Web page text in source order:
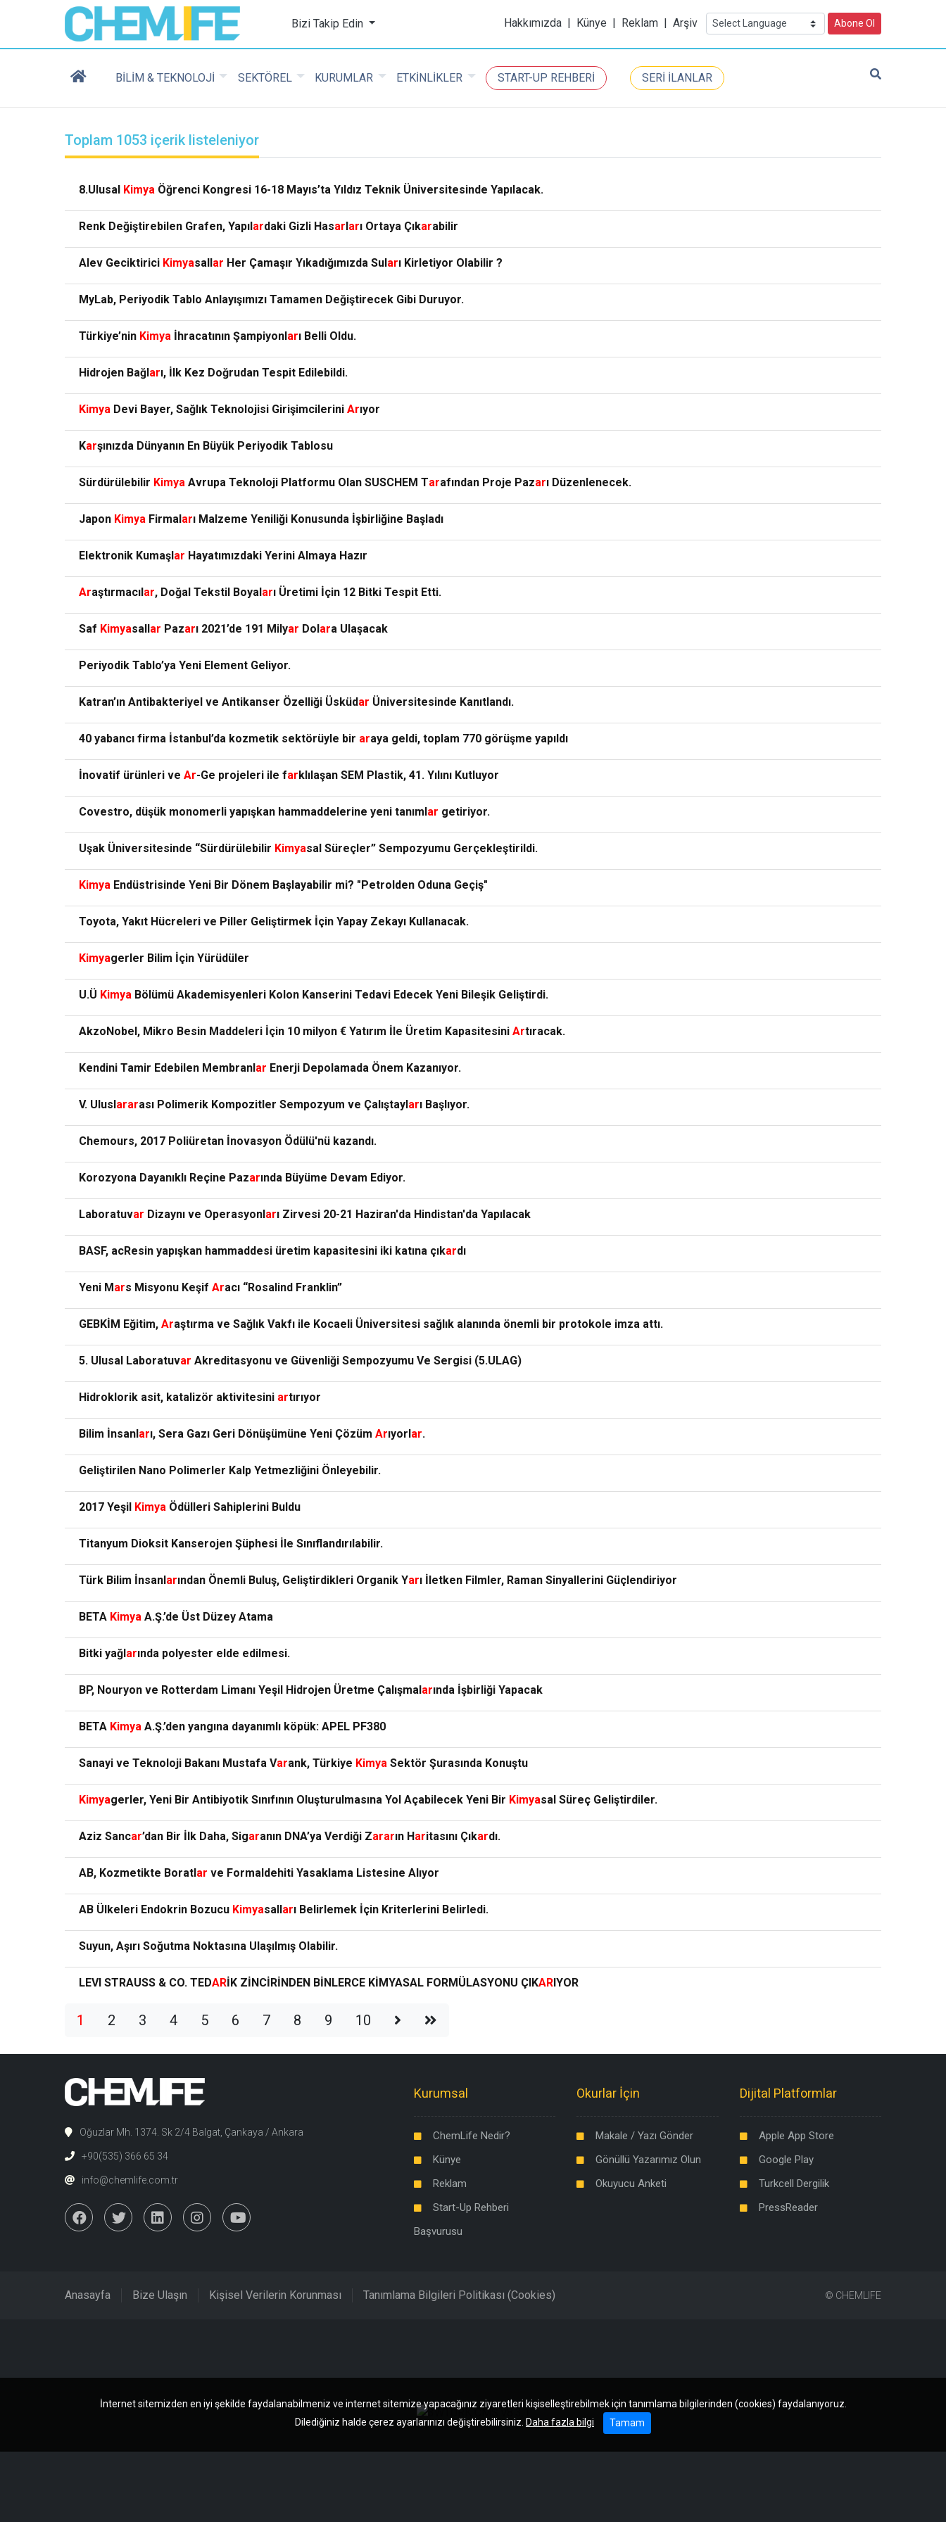
Chemlife - Basılı ve Dijital Kimya Dergisi
Bizi Takip Edin Hakkımızda | Künye | Reklam | Arşiv Abone Ol
BİLİM & TEKNOLOJİ SEKTÖREL KURUMLAR ETKİNLİKLER START-UP REHBERİ SERİ İLANLAR
Toplam 1053 içerik listeleniyor
8.Ulusal Kimya Öğrenci Kongresi 16-18 Mayıs’ta Yıldız Teknik Üniversitesinde Yapılacak.
Renk Değiştirebilen Grafen, Yapıl ardaki Gizli Hasar arı Ortaya Çıkarabilir
Alev Geciktirici Kimyasall ar Her Çamaşır Yıkadığımızda Sul arı Kirletiyor Olabilir ?
MyLab, Periyodik Tablo Anlayışımızı Tamamen Değiştirecek Gibi Duruyor.
Türkiye’nin Kimya İhracatının Şampiyonl arı Belli Oldu.
Hidrojen Bağl arı, İlk Kez Doğrudan Tespit Edilebildi.
Kimya Devi Bayer, Sağlık Teknolojisi Girişimcilerini Arıyor
Karşınızda Dünyanın En Büyük Periyodik Tablosu
Sürdürülebilir Kimya Avrupa Teknoloji Platformu Olan SUSCHEM Tarafından Proje Pazarı Düzenlenecek.
Japon Kimya Firmal arı Malzeme Yeniliği Konusunda İşbirliğine Başladı
Elektronik Kumaşl ar Hayatımızdaki Yerini Almaya Hazır
Araştırmacıl ar, Doğal Tekstil Boyal arı Üretimi İçin 12 Bitki Tespit Etti.
Saf Kimyasall ar Pazarı 2021’de 191 Milyar Dol ara Ulaşacak
Periyodik Tablo’ya Yeni Element Geliyor.
Katran’ın Antibakteriyel ve Antikanser Özelliği Üsküdar Üniversitesinde Kanıtlandı.
40 yabancı firma İstanbul’da kozmetik sektörüyle bir araya geldi, toplam 770 görüşme yapıldı
İnovatif ürünleri ve Ar-Ge projeleri ile far klılaşan SEM Plastik, 41. Yılını Kutluyor
Covestro, düşük monomerli yapışkan hammaddelerine yeni tanıml ar getiriyor.
Uşak Üniversitesinde “Sürdürülebilir Kimyasal Süreçler” Sempozyumu Gerçekleştirildi.
Kimya Endüstrisinde Yeni Bir Dönem Başlayabilir mi? "Petrolden Oduna Geçiş"
Toyota, Yakıt Hücreleri ve Piller Geliştirmek İçin Yapay Zekayı Kullanacak.
Kimyagerler Bilim İçin Yürüdüler
U.Ü Kimya Bölümü Akademisyenleri Kolon Kanserini Tedavi Edecek Yeni Bileşik Geliştirdi.
AkzoNobel, Mikro Besin Maddeleri İçin 10 milyon € Yatırım İle Üretim Kapasitesini Artıracak.
Kendini Tamir Edebilen Membranl ar Enerji Depolamada Önem Kazanıyor.
V. Ulusl ararası Polimerik Kompozitler Sempozyum ve Çalıştayl arı Başlıyor.
Chemours, 2017 Poliüretan İnovasyon Ödülü'nü kazandı.
Korozyona Dayanıklı Reçine Pazarında Büyüme Devam Ediyor.
Laboratuvar Dizaynı ve Operasyonl arı Zirvesi 20-21 Haziran'da Hindistan'da Yapılacak
BASF, acResin yapışkan hammaddesi üretim kapasitesini iki katına çıkardı
Yeni M ars Misyonu Keşif Aracı “Rosalind Franklin”
GEBKİM Eğitim, Araştırma ve Sağlık Vakfı ile Kocaeli Üniversitesi sağlık alanında önemli bir protokole imza attı.
5. Ulusal Laboratuvar Akreditasyonu ve Güvenliği Sempozyumu Ve Sergisi (5.ULAG)
Hidroklorik asit, katalizör aktivitesini artırıyor
Bilim İnsanl arı, Sera Gazı Geri Dönüşümüne Yeni Çözüm Arıyorl ar.
Geliştirilen Nano Polimerler Kalp Yetmezliğini Önleyebilir.
2017 Yeşil Kimya Ödülleri Sahiplerini Buldu
Titanyum Dioksit Kanserojen Şüphesi İle Sınıflandırılabilir.
Türk Bilim İnsanl arından Önemli Buluş, Geliştirdikleri Organik Yarı İletken Filmler, Raman Sinyallerini Güçlendiriyor
BETA Kimya A.Ş.’de Üst Düzey Atama
Bitki yağl arında polyester elde edilmesi.
BP, Nouryon ve Rotterdam Limanı Yeşil Hidrojen Üretme Çalışmal arında İşbirliği Yapacak
BETA Kimya A.Ş.’den yangına dayanımlı köpük: APEL PF380
Sanayi ve Teknoloji Bakanı Mustafa Varank, Türkiye Kimya Sektör Şurasında Konuştu
Kimyagerler, Yeni Bir Antibiyotik Sınıfının Oluşturulmasına Yol Açabilecek Yeni Bir Kimyasal Süreç Geliştirdiler.
Aziz Sancar’dan Bir İlk Daha, Sigaranın DNA’ya Verdiği Zararın H aritasını Çıkardı.
AB, Kozmetikte Boratl ar ve Formaldehiti Yasaklama Listesine Alıyor
AB Ülkeleri Endokrin Bozucu Kimyasall arı Belirlemek İçin Kriterlerini Belirledi.
Suyun, Aşırı Soğutma Noktasına Ulaşılmış Olabilir.
LEVI STRAUSS & CO. TEDARİK ZİNCİRİNDEN BİNLERCE KİMYASAL FORMÜLASYONU ÇIKAR IYOR
1 2 3 4 5 6 7 8 9 10
İnternet sitemizden en iyi şekilde faydalanabilmeniz ve internet sitemize yapacağınız ziyaretleri kişiselleştirebilmek için tanımlama bilgilerinden (cookies) faydalanıyoruz.
Dilediğiniz halde çerez ayarlarınızı değiştirebilirsiniz. Daha fazla bilgi Tamam
Oğuzlar Mh. 1374. Sk 2/4 Balgat, Çankaya / Ankara
+90(535) 366 65 34
info@chemlife.com.tr
Kurumsal
ChemLife Nedir?
Künye
Reklam
Start-Up Rehberi
Başvurusu
Okurlar İçin
Makale / Yazı Gönder
Gönüllü Yazarımız Olun
Okuyucu Anketi
Dijital Platformlar
Apple App Store
Google Play
Turkcell Dergilik
PressReader
Anasayfa Bize Ulaşın Kişisel Verilerin Korunması Tanımlama Bilgileri Politikası (Cookies) © CHEMLIFE